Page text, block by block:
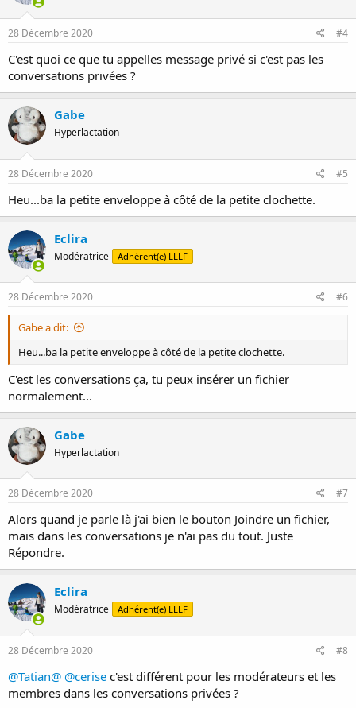
28 Décembre 2020 #4
C'est quoi ce que tu appelles message privé si c'est pas les
conversations privées ?
Gabe
Hyperlactation
28 Décembre 2020 #5
Heu...ba la petite enveloppe à côté de la petite clochette.
Eclira
Modératrice Adhérent(e) LLLF
28 Décembre 2020 #6
Gabe a dit:
Heu...ba la petite enveloppe à côté de la petite clochette.
C'est les conversations ça, tu peux insérer un fichier
normalement...
Gabe
Hyperlactation
28 Décembre 2020 #7
Alors quand je parle là j'ai bien le bouton Joindre un fichier,
mais dans les conversations je n'ai pas du tout. Juste
Répondre.
Eclira
Modératrice Adhérent(e) LLLF
28 Décembre 2020 #8
@Tatian@ @cerise c'est différent pour les modérateurs et les
membres dans les conversations privées ?